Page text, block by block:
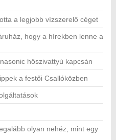
a legjobb vízszerelő céget
hogy a hírekben lenne a
hőszivattyú kapcsán
a festői Csallóközben
olyan nehéz, mint egy